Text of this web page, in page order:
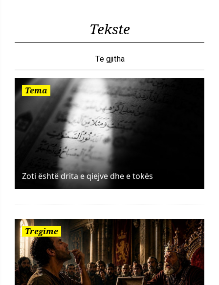
Tekste
Të gjitha
Tema
Zoti është drita e qiejve dhe e tokës
Tregime